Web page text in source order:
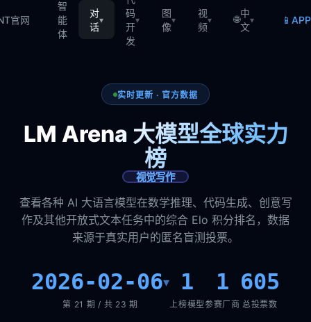
官网
智
能
体
对
话
▾
码
开
发
▾
图
像
▾
视
频
▾ 🌐
中
文
▾ 📱
实时更新 · 官方数据
LM Arena 大模型全球实力
榜
视觉写作
查看各种 AI 大语言模型在数学推理、代码生成、创意写
作及其他开放式文本任务中的综合 Elo 积分排名，数据
来源于真实用户的匿名盲测投票。
2026-02-06▾
第 21 期 / 共 23 期
1
上榜模型
1
参赛厂商
605
总投票数